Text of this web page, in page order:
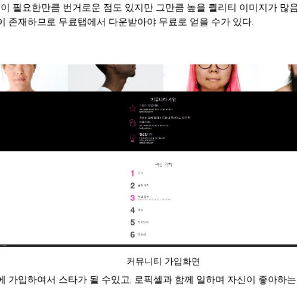
필요한만큼 번거로운 점도 있지만 그만큼 높을 퀄리티 이미지가 많
존재하므로 무료탭에서 다운받아야 무료로 얻을 수가 있다.
커뮤니티 가입화면
가입하여서 스타가 될 수있고, 로픽셀과 함께 일하며 자신이 좋아하